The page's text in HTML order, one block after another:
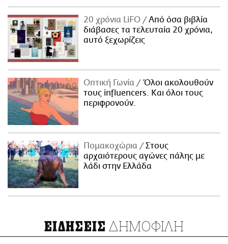
20 χρόνια LiFO
Από όσα βιβλία
διάβασες τα τελευταία 20 χρόνια,
αυτό ξεχωρίζεις
Οπτική Γωνία
Όλοι ακολουθούν
τους influencers. Και όλοι τους
περιφρονούν.
Πομακοχώρια
Στους
αρχαιότερους αγώνες πάλης με
λάδι στην Ελλάδα
ΕΙΔΗΣΕΙΣ ΔΗΜΟΦΙΛΗ